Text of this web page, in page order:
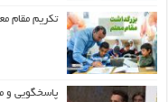
تکریم مقام
پاسخگویی و